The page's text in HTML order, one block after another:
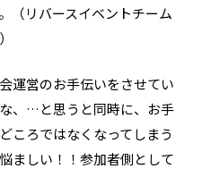
（リバースイベントチーム
運営のお手伝いをさせてい
、…と思うと同時に、お手
ころではなくなってしまう
ましい！！参加者側として